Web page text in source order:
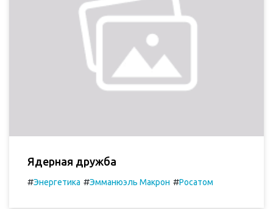
Ядерная дружба
#Энергетика #Эмманюэль Макрон #Росатом